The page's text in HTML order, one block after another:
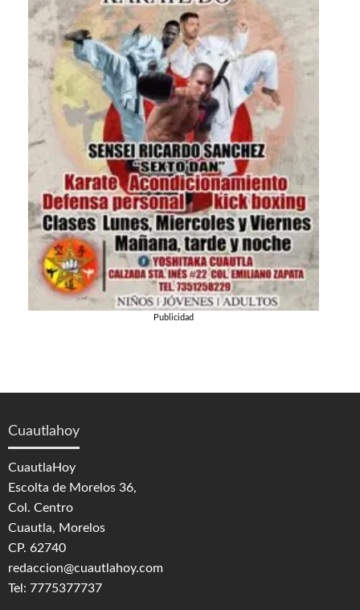
Publicidad
Cuautlahoy
CuautlaHoy
Escolta de Morelos 36,
Col. Centro
Cuautla, Morelos
CP. 62740
redaccion@cuautlahoy.com
Tel: 7775377737